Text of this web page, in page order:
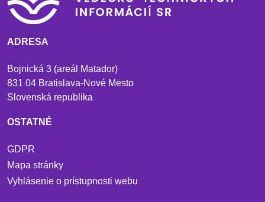
ADRESA
Bojnická 3 (areál Matador)
831 04 Bratislava-Nové Mesto
Slovenská republika
OSTATNÉ
GDPR
Mapa stránky
Vyhlásenie o prístupnosti webu